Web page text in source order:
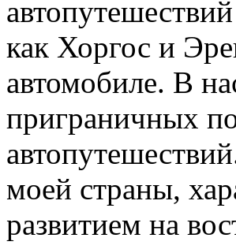
как Хоргос и
автомобиле. В
приграничных
моей страны,
развитием на